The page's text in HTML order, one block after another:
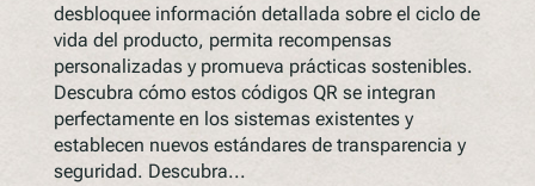
desbloquee información detallada sobre el ciclo de
vida del producto, permita recompensas
personalizadas y promueva prácticas sostenibles.
Descubra cómo estos códigos QR se integran
perfectamente en los sistemas existentes y
establecen nuevos estándares de transparencia y
seguridad. Descubra...